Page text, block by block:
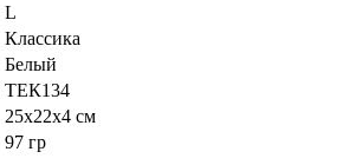
L
Классика
Белый
ТЕК134
25x22x4 см
97 гр